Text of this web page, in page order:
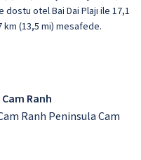
dostu otel Bai Dai Plajı ile 17,1
km (13,5 mi) mesafede.
Ranh
Ranh Peninsula Cam